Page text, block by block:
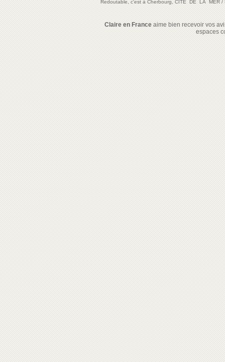
Redoutable, c'est à Cherbourg, CITE DE LA MER/
Claire en Franceaime bien recevoir vos
espaces